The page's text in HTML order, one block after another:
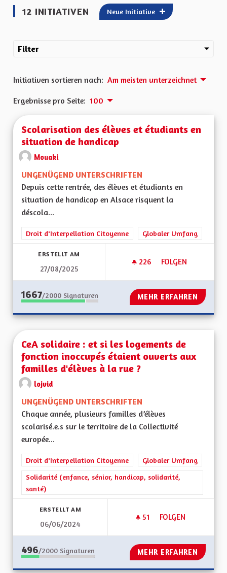
12 INITIATIVEN Neue Initiative
Filter
Initiativen sortieren nach: Am meisten unterzeichnet
Ergebnisse pro Seite: 100
Scolarisation des élèves et étudiants en
situation de handicap
Mouaki
UNGENÜGEND UNTERSCHRIFTEN
Depuis cette rentrée, des élèves et étudiants en
situation de handicap en Alsace risquent la
déscola...
Droit d'Interpellation Citoyenne Globaler Umfang
ERSTELLT AM
27/08/2025
226 226 FOLLOWER
FOLGEN
SCOLARISATION
1667/2000 Signaturen MEHR ERFAHREN
CeA solidaire : et si les logements de
fonction inoccupés étaient ouverts aux
familles d'élèves à la rue ?
lojvid
UNGENÜGEND UNTERSCHRIFTEN
Chaque année, plusieurs familles d’élèves
scolarisé.e.s sur le territoire de la Collectivité
europée...
Droit d'Interpellation Citoyenne
Globaler Umfang
Solidarité (enfance, sénior, handicap, solidarité,
santé)
ERSTELLT AM
06/06/2024
51 51 FOLLOWER
FOLGEN
CEA SOLIDAIRE :
496/2000 Signaturen MEHR ERFAHREN